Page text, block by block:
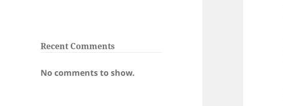
Recent Comments
No comments to show.